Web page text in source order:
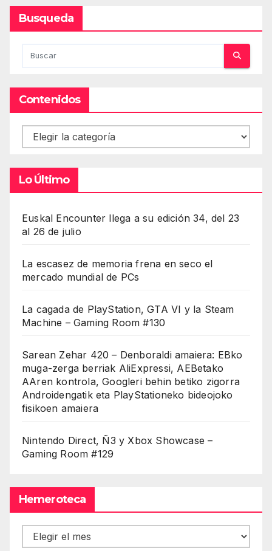
Busqueda
Contenidos
Contenidos
Lo Último
Euskal Encounter llega a su edición 34, del 23
al 26 de julio
La escasez de memoria frena en seco el
mercado mundial de PCs
La cagada de PlayStation, GTA VI y la Steam
Machine – Gaming Room #130
Sarean Zehar 420 – Denboraldi amaiera: EBko
muga-zerga berriak AliExpressi, AEBetako
AAren kontrola, Googleri behin betiko zigorra
Androidengatik eta PlayStationeko bideojoko
fisikoen amaiera
Nintendo Direct, Ñ3 y Xbox Showcase –
Gaming Room #129
Hemeroteca
Hemeroteca